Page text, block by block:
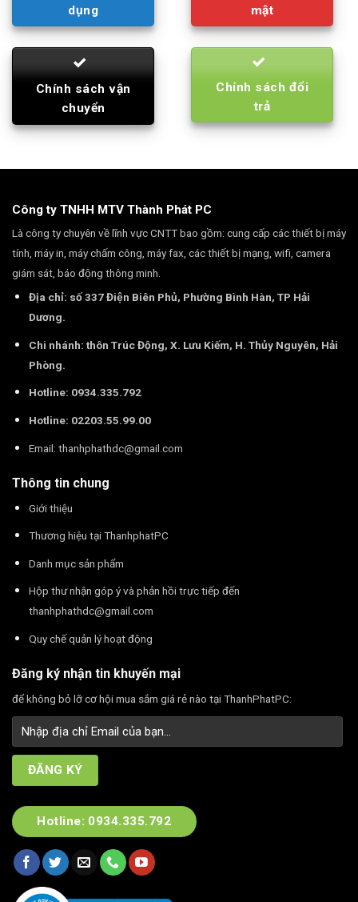
dụng
mật
Chính sách vận
chuyển
Chính sách đổi
trả
Công ty TNHH MTV Thành Phát PC
Là công ty chuyên về lĩnh vực CNTT bao gồm: cung cấp các thiết bị máy
tính, máy in, máy chấm công, máy fax, các thiết bị mạng, wifi, camera
giám sát, báo động thông minh.
Địa chỉ: số 337 Điện Biên Phủ, Phường Bình Hàn, TP Hải
Dương.
Chi nhánh: thôn Trúc Động, X. Lưu Kiếm, H. Thủy Nguyên, Hải
Phòng.
Hotline: 0934.335.792
Hotline: 02203.55.99.00
Email: thanhphathdc@gmail.com
Thông tin chung
Giới thiệu
Thương hiệu tại ThanhphatPC
Danh mục sản phẩm
Hộp thư nhận góp ý và phản hồi trực tiếp đến
thanhphathdc@gmail.com
Quy chế quản lý hoạt động
Đăng ký nhận tin khuyến mại
để không bỏ lỡ cơ hội mua sắm giá rẻ nào tại ThanhPhatPC:
Hotline: 0934.335.792